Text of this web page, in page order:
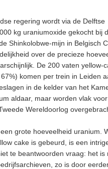
regering wordt via de Delftse
kg uraniumoxide gekocht bij
Shinkolobwe-mijn in Belgisch
over de precieze
De 200 vaten yellow-
komen per trein in Leiden
in de kelder van het
aldaar, maar worden vlak
Wereldoorlog
grote hoeveelheid uranium.
cake is gebeurd, is een
te beantwoorden vraag: het is
zo is door